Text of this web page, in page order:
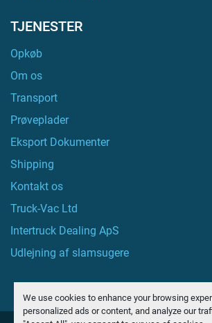
We use cookies to enhance your browsing
personalized ads or content, and analyze our
TJENESTER
Opkøb
Om os
Transport
Prøveplader
Eksport Dokumenter
Shipping
Kontakt os
Truck-Vac Ltd
Intertruck Dealing ApS
Udlejning af slamsugere